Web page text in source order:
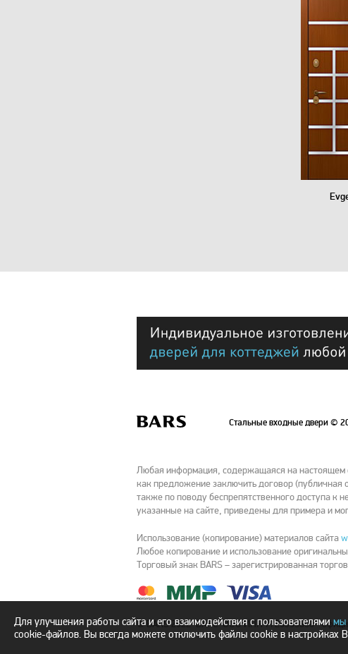
Стальные входные двери©
Любая информация, содержащаяся на настоящем
как предложение заключить договор (публичная
также по поводу беспрепятственного доступа к
указанные на сайте, приведены для примера и
Использование (копирование) материалов сайта
Любое копирование и использование
Торговый знак BARS – зарегистрированная
© BARS 2022 "БАРС" ООО ИНН 7726355800 -
Для улучшения работы сайта и его взаимодействия с пользователями мы
cookie-файлов. Вы всегда можете отключить файлы cookie в настройках